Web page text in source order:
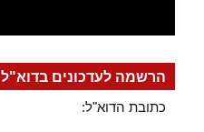
הרשמה לעדכונים בדוא"ל
כתובת הדוא"ל: